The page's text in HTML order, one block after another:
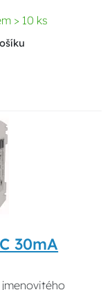
> 10 ks
30mA
jmenovitého